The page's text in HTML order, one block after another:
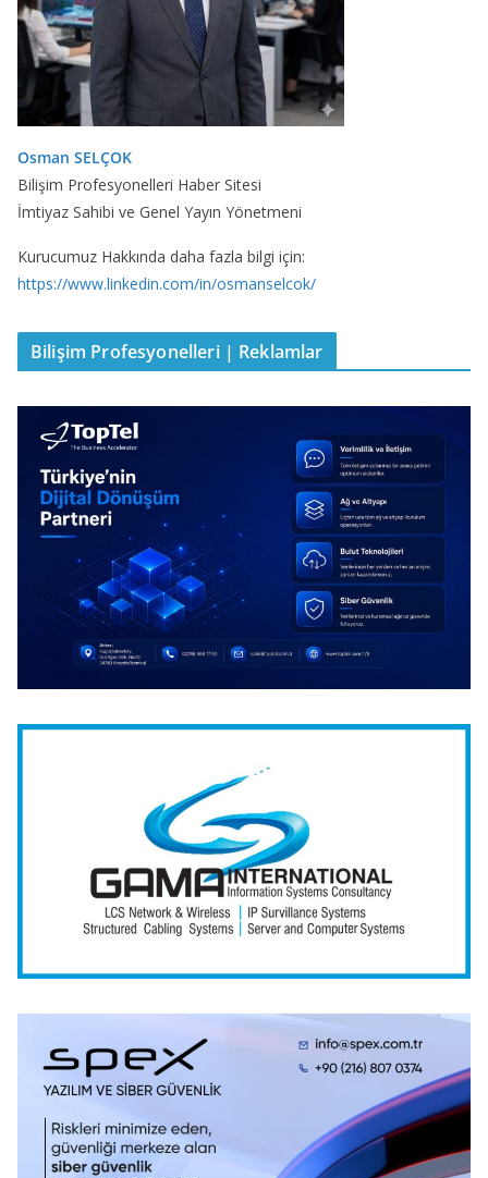
Osman SELÇOK
Bilişim Profesyonelleri Haber Sitesi
İmtiyaz Sahibi ve Genel Yayın Yönetmeni
Kurucumuz Hakkında daha fazla bilgi için:
https://www.linkedin.com/in/osmanselcok/
Bilişim Profesyonelleri | Reklamlar